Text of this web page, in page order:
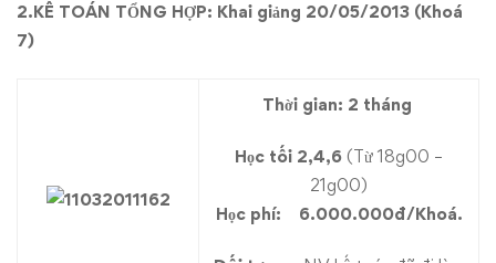
2.KẾ TOÁN TỔNG HỢP: Khai giảng 20/05/2013 (Khoá
7)
Thời gian: 2 tháng
Học tối 2,4,6 (Từ 18g00 –
21g00)
Học phí:
6.000.000đ/Khoá.